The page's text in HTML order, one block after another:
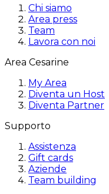
Chi siamo
Area press
Team
Lavora con noi
Area Cesarine
My Area
Diventa un Host
Diventa Partner
Supporto
Assistenza
Gift cards
Aziende
Team building